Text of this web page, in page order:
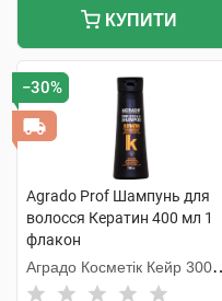
КУПИТИ
−30%
Agrado Prof Шампунь для
волосся Кератин 400 мл 1
флакон
Аградо Косметік Кейр 3000
С.Л.У.